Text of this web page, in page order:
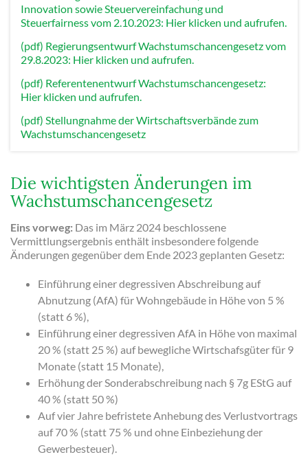
Innovation sowie Steuervereinfachung und
Steuerfairness vom 2.10.2023: Hier klicken und aufrufen.
(pdf) Regierungsentwurf Wachstumschancengesetz vom
29.8.2023: Hier klicken und aufrufen.
(pdf) Referentenentwurf Wachstumschancengesetz:
Hier klicken und aufrufen.
(pdf) Stellungnahme der Wirtschaftsverbände zum
Wachstumschancengesetz
Die wichtigsten Änderungen im
Wachstumschancengesetz
Eins vorweg: Das im März 2024 beschlossene
Vermittlungsergebnis enthält insbesondere folgende
Änderungen gegenüber dem Ende 2023 geplanten Gesetz:
Einführung einer degressiven Abschreibung auf
Abnutzung (AfA) für Wohngebäude in Höhe von 5 %
(statt 6 %),
Einführung einer degressiven AfA in Höhe von maximal
20 % (statt 25 %) auf bewegliche Wirtschafsgüter für 9
Monate (statt 15 Monate),
Erhöhung der Sonderabschreibung nach § 7g EStG auf
40 % (statt 50 %)
Auf vier Jahre befristete Anhebung des Verlustvortrags
auf 70 % (statt 75 % und ohne Einbeziehung der
Gewerbesteuer).